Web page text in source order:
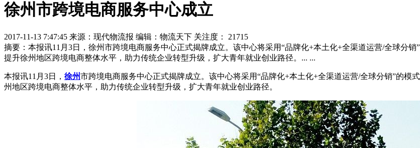
徐州市跨境电商服务中心成立
2017-11-13 7:47:45 来源：现代物流报 编辑：物流天下 关注度：
21715
摘要： 本报讯11月3日，徐州市跨境电商服务中心正式揭牌成立。该中心将采用“品牌化+本土化+全渠道运营/全球分
提升徐州地区跨境电商整体水平，助力传统企业转型升级，扩大青年就业创业路径。... ...
本报讯11月3日， 徐州市跨境电商服务中心正式揭牌成立。该中心将采用“品牌化+本土化+全渠道运营/全球分销”的
州地区跨境电商整体水平，助力传统企业转型升级，扩大青年就业创业路径。